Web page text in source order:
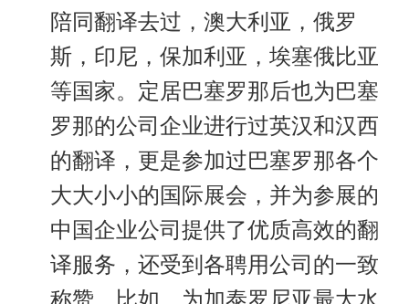
陪同翻译去过，澳大利亚，俄罗
斯，印尼，保加利亚，埃塞俄比亚
等国家。定居巴塞罗那后也为巴塞
罗那的公司企业进行过英汉和汉西
的翻译，更是参加过巴塞罗那各个
大大小小的国际展会，并为参展的
中国企业公司提供了优质高效的翻
译服务，还受到各聘用公司的一致